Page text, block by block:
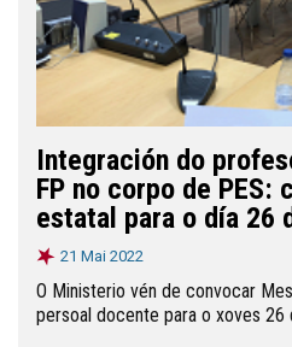
Integración do
FP no corpo de PES:
estatal para o día 26
21 Mai 2022
O Ministerio vén de convocar
persoal docente para o xoves 26